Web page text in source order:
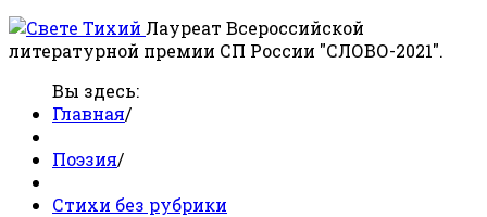
Лауреат Всероссийской
литературной премии СП России "СЛОВО-2021".
Вы здесь:
Главная/
Поэзия/
Стихи без рубрики